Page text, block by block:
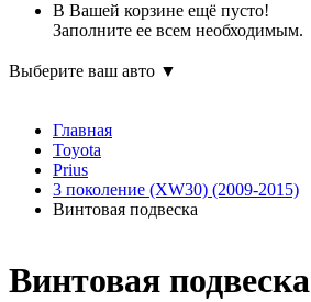
В Вашей корзине ещё пусто!
Заполните ее всем необходимым.
Выберите ваш авто ▼
Главная
Toyota
Prius
3 поколение (XW30) (2009-2015)
Винтовая подвеска
Винтовая подвеска